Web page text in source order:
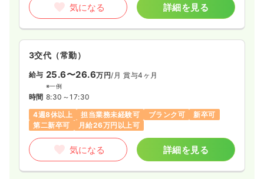
気になる 詳細を見る
3交代（常勤）
給与 25.6〜26.6万円/月 賞与4ヶ月
※一例
時間 8:30～17:30
4週8休以上
担当業務未経験可 ブランク可
新卒可
第二新卒可
月給26万円以上可
気になる 詳細を見る